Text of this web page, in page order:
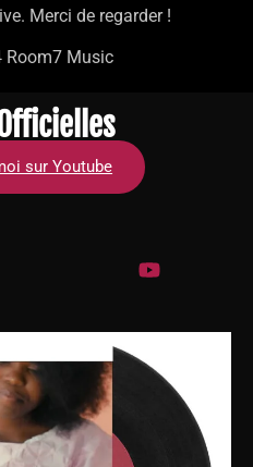
Merci de regarder !
Room7 Music
sur Youtube